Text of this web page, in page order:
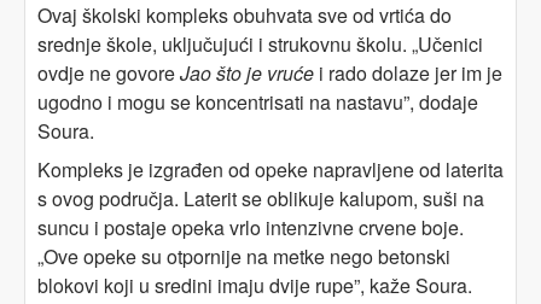
Ovaj školski kompleks obuhvata sve od vrtića do
srednje škole, uključujući i strukovnu školu. „Učenici
ovdje ne govoreJao što je vruće i rado dolaze jer im je
ugodno i mogu se koncentrisati na nastavu”, dodaje
Soura.
Kompleks je izgrađen od opeke napravljene od laterita
s ovog područja. Laterit se oblikuje kalupom, suši na
suncu i postaje opeka vrlo intenzivne crvene boje.
„Ove opeke su otpornije na metke nego betonski
blokovi koji u sredini imaju dvije rupe”, kaže Soura.